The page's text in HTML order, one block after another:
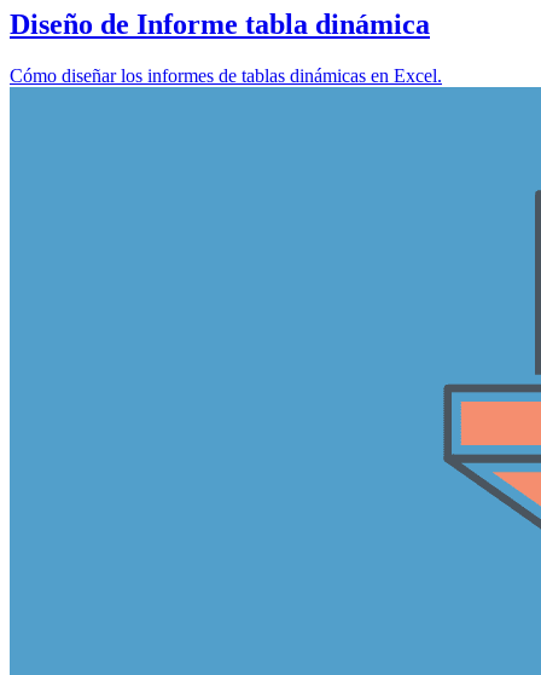
Diseño de Informe tabla dinámica
Cómo diseñar los informes de tablas dinámicas en Excel.